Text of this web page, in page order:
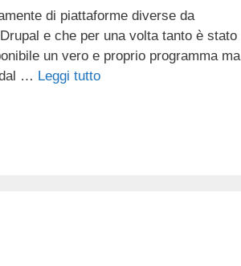
di piattaforme diverse da
e che per una volta tanto è stato
un vero e proprio programma ma
… Leggi tutto